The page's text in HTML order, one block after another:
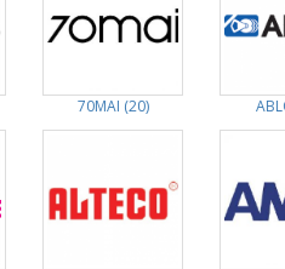
70MAI (20)